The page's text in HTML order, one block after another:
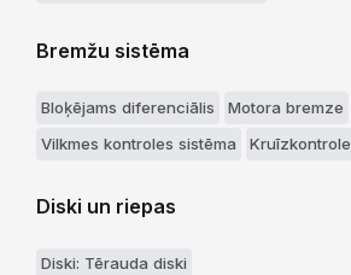
Bremžu sistēma
Bloķējams diferenciālis
Motora bremze
Vilkmes kontroles sistēma
Kruīzkontrole
Diski un riepas
Diski: Tērauda diski